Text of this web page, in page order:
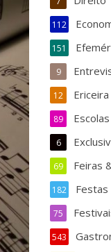
112
151
9
12
Escolas
89
6
Feiras
69
Festas
182
75
543